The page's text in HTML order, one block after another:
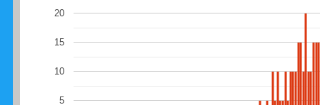
5
10
15
20